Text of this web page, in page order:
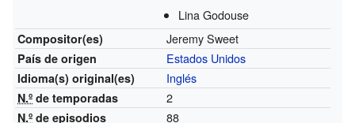
Lina Godouse
Compositor(es) Jeremy Sweet
País de origen Estados Unidos
Idioma(s) original(es) Inglés
N.º de temporadas 2
N.º de episodios 88